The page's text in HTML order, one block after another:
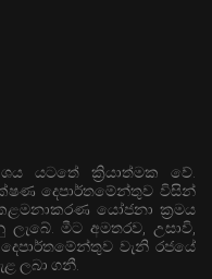
යටතේ ක්‍රියාත්මක වේ.
දෙපාර්තමේන්තුව විසින්
යෝජනා ක්‍රමය
ලැබේ. මීට අමතරව, උසාවි,
වැනි රජයේ
ලබා ගනී.